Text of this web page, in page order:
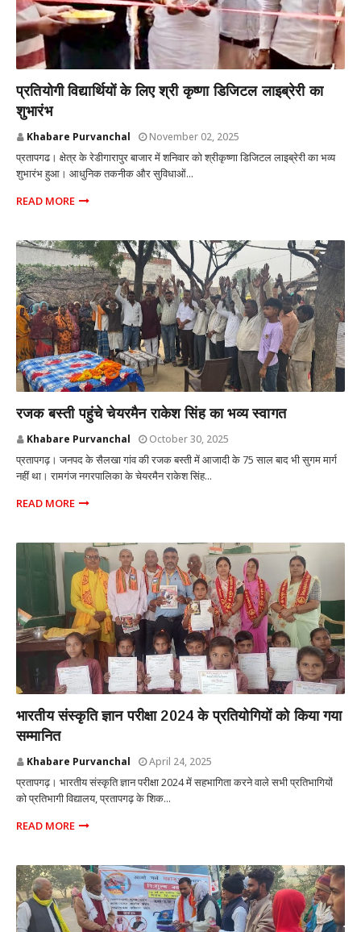
प्रतियोगी विद्यार्थियों के लिए श्री कृष्णा डिजिटल लाइब्रेरी का
शुभारंभ
Khabare Purvanchal November 02, 2025
प्रतापगढ। क्षेत्र के रेडीगारापुर बाजार में शनिवार को श्रीकृष्णा डिजिटल लाइब्रेरी का भव्य
शुभारंभ हुआ। आधुनिक तकनीक और सुविधाओं...
READ MORE
रजक बस्ती पहुंचे चेयरमैन राकेश सिंह का भव्य स्वागत
Khabare Purvanchal October 30, 2025
प्रतापगढ़। जनपद के सैलखा गांव की रजक बस्ती में आजादी के 75 साल बाद भी सुगम मार्ग
नहीं था। रामगंज नगरपालिका के चेयरमैन राकेश सिंह...
READ MORE
भारतीय संस्कृति ज्ञान परीक्षा 2024 के प्रतियोगियों को किया गया
सम्मानित
Khabare Purvanchal April 24, 2025
प्रतापगढ़। भारतीय संस्कृति ज्ञान परीक्षा 2024 में सहभागिता करने वाले सभी प्रतिभागियों
को प्रतिभागी विद्यालय, प्रतापगढ़ के शिक...
READ MORE